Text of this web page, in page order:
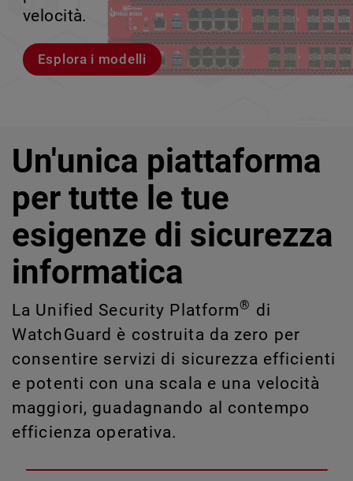
velocità.
Esplora i modelli
rischi legati a Shadow AI e Shadow IT
impossibili da rilevare o gestire
manualmente su larga scala.
tuo team può crescere senza perdere il
Scopri Rai
scalabile.
Scopri WatchGuard EDR
Un'unica piattaforma
per tutte le tue
esigenze di sicurezza
informatica
La Unified Security Platform® di
WatchGuard è costruita da zero per
consentire servizi di sicurezza efficienti
e potenti con una scala e una velocità
maggiori, guadagnando al contempo
efficienza operativa.